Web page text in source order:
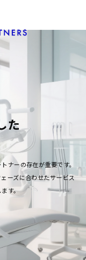
た
ナーの存在が重要です。
ーズに合わせたサービス
す。